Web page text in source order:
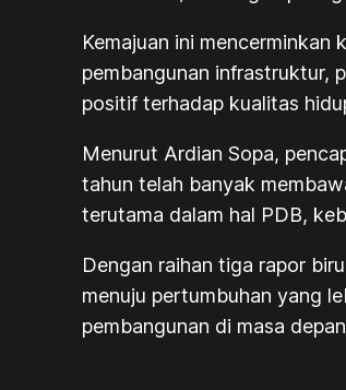
Kemajuan ini
pembangunan infrastruktur,
positif terhadap kualitas
Menurut Ardian Sopa,
tahun telah banyak
terutama dalam hal PDB,
Dengan raihan tiga rapor
menuju pertumbuhan yang
pembangunan di masa